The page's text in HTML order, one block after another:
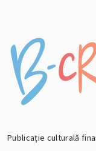
Publicație culturală